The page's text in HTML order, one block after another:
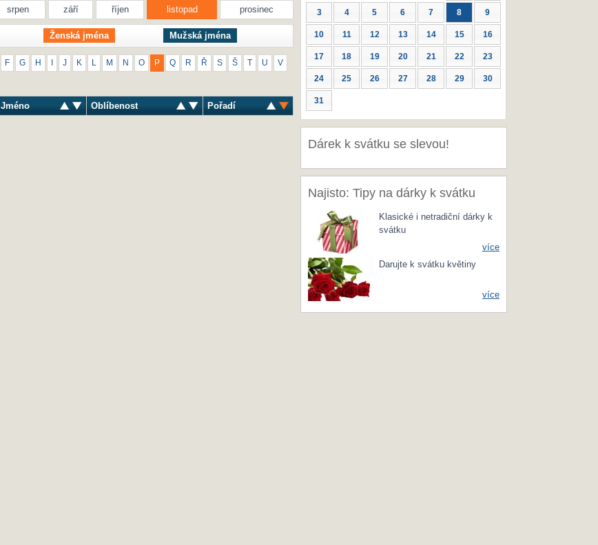
srpen září říjen listopad prosinec
Ženská jména Mužská jména
F G H J K M N O P Q R Ř S Š T U V
Jméno Oblíbenost Pořadí
3 4 5 6 7 8 9
10 11 12 13 14 15 16
17 18 19 20 21 22 23
24 25 26 27 28 29 30
31
Dárek k svátku se slevou!
Najisto: Tipy na dárky k svátku
Klasické i netradiční dárky k
svátku
více
Darujte k svátku květiny
více